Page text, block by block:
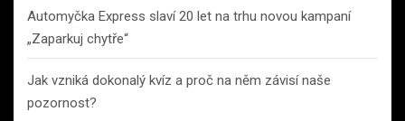
Automyčka Express slaví 20 let na trhu novou kampaní
„Zaparkuj chytře“
Jak vzniká dokonalý kvíz a proč na něm závisí naše
pozornost?